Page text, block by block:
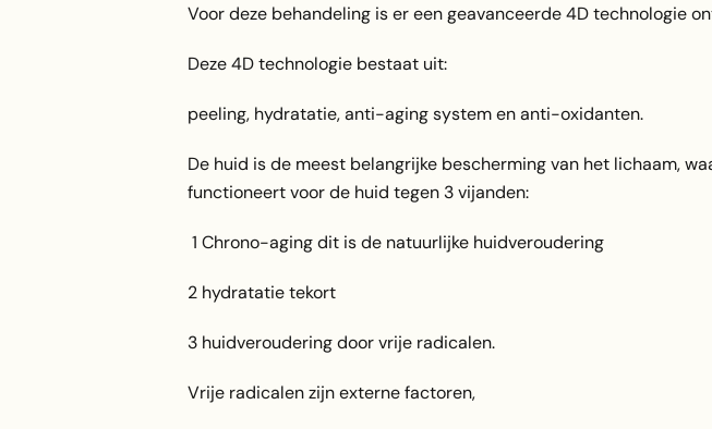
Voor deze behandeling is er een geavanceerde 4D technologie
Deze 4D technologie bestaat uit:
peeling, hydratatie, anti-aging system en anti-oxidanten.
De huid is de meest belangrijke bescherming van het lichaam,
functioneert voor de huid tegen 3 vijanden:
1 Chrono-aging dit is de natuurlijke huidveroudering
2 hydratatie tekort
3 huidveroudering door vrije radicalen.
Vrije radicalen zijn externe factoren,